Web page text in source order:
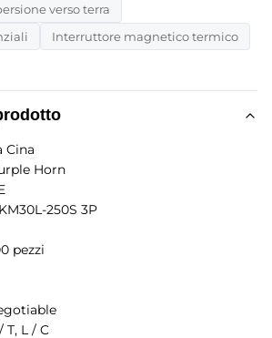
verso terra
Interruttore magnetico termico
Cina
Horn
250S 3P
pezzi
T, L / C